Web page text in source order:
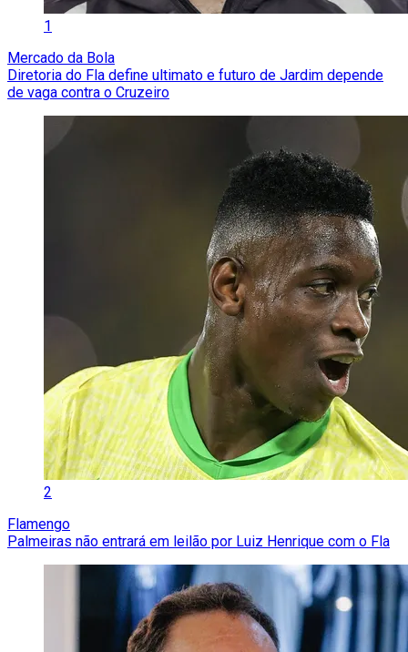
1
Mercado da Bola
Diretoria do Fla define ultimato e futuro de Jardim depende
de vaga contra o Cruzeiro
2
Flamengo
Palmeiras não entrará em leilão por Luiz Henrique com o Fla